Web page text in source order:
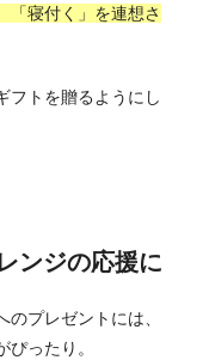
「寝付く」を連想さ
フトを贈るようにし
ンジの応援に
プレゼントには、
ったり。